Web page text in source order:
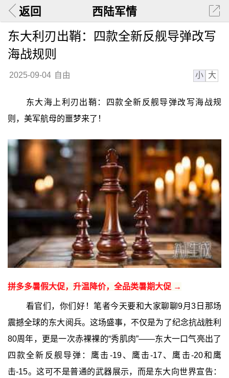
返回 西陆军情
东大利刃出鞘：四款全新反舰导弹改写
海战规则
2025-09-04 自由 小 大
东大海上利刃出鞘：四款全新反舰导弹改写海战规
则，美军航母的噩梦来了！
拼多多暑假大促，升温降价，全品类暑期大促 →
看官们，你们好！笔者今天要和大家聊聊9月3日那场
震撼全球的东大阅兵。这场盛事，不仅是为了纪念抗战胜利
80周年，更是一次赤裸裸的“秀肌肉”——东大一口气亮出了
四款全新反舰导弹：鹰击-19、鹰击-17、鹰击-20和鹰
击-15。这可不是普通的武器展示，而是东大向世界宣告：